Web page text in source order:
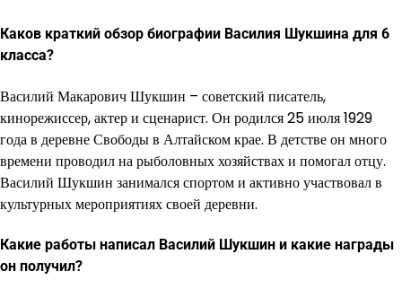
Каков краткий обзор биографии Василия Шукшина для 6
класса?
Василий Макарович Шукшин – советский писатель,
кинорежиссер, актер и сценарист. Он родился 25 июля 1929
года в деревне Свободы в Алтайском крае. В детстве он много
времени проводил на рыболовных хозяйствах и помогал отцу.
Василий Шукшин занимался спортом и активно участвовал в
культурных мероприятиях своей деревни.
Какие работы написал Василий Шукшин и какие награды
он получил?